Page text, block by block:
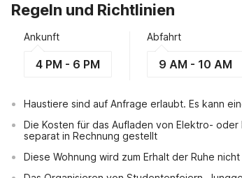
Regeln und Richtlinien
Ankunft
4 PM - 6 PM
Abfahrt
9 AM - 10 AM
Haustiere sind auf Anfrage erlaubt. Es kann
Die Kosten für das Aufladen von Elektro-
separat in Rechnung gestellt
Diese Wohnung wird zum Erhalt der Ruhe